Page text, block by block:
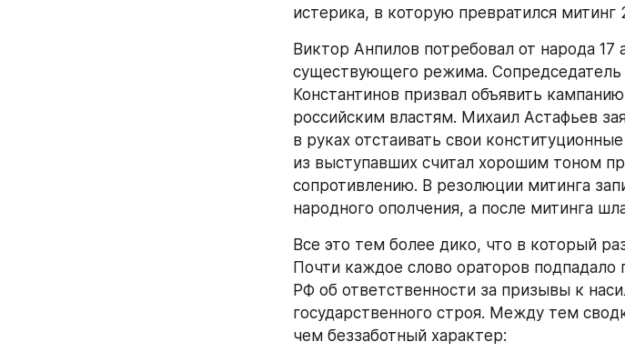
истерика, в которую превратился митинг
Виктор Анпилов потребовал от народа 17
существующего режима. Сопредседатель
Константинов призвал объявить
российским властям. Михаил Астафьев
в руках отстаивать свои
из выступавших считал хорошим тоном
сопротивлению. В резолюции митинга
народного ополчения, а после митинга
Все это тем более дико, что в который
Почти каждое слово ораторов подпадало
РФ об ответственности за призывы к
государственного строя. Между тем
чем беззаботный характер: